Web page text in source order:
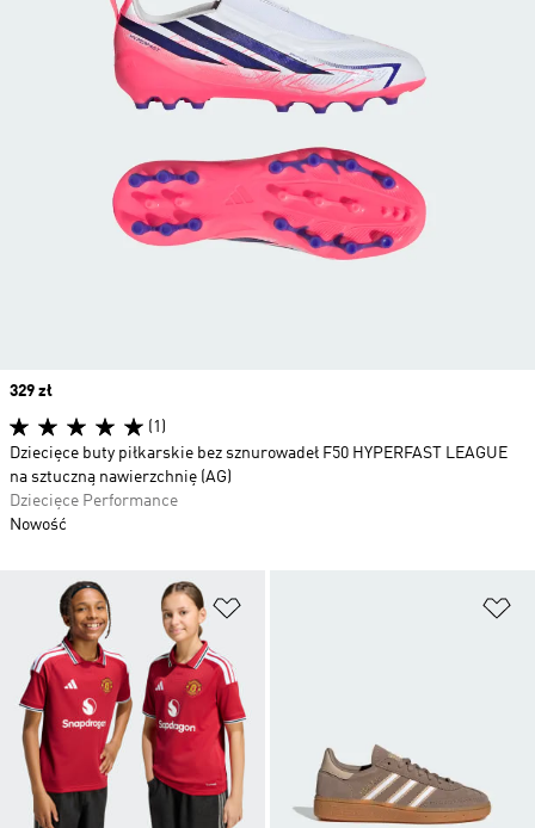
Price
329 zł
(1)
Dziecięce buty piłkarskie bez sznurowadeł F50 HYPERFAST LEAGUE
na sztuczną nawierzchnię (AG)
Dziecięce Performance
Nowość